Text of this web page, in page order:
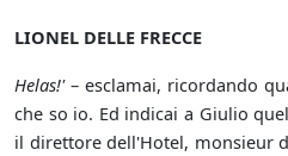
LIONEL DELLE FRECCE
Helas!'– esclamai, ricordando
che so io. Ed indicai a Giulio
il direttore dell'Hotel, monsieur